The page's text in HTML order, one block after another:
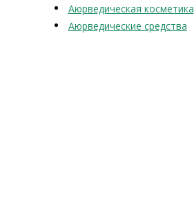
Аюрведическая косметика
Аюрведические средства